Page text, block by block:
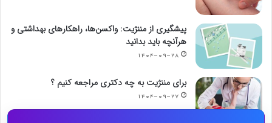
پیشگیری از مننژیت: واکسن‌ها، راهکارهای بهداشتی و
هرآنچه باید بدانید
۱۴۰۴-۰۹-۲۸
برای مننژیت به چه دکتری مراجعه کنیم ؟
۱۴۰۴-۰۹-۲۷